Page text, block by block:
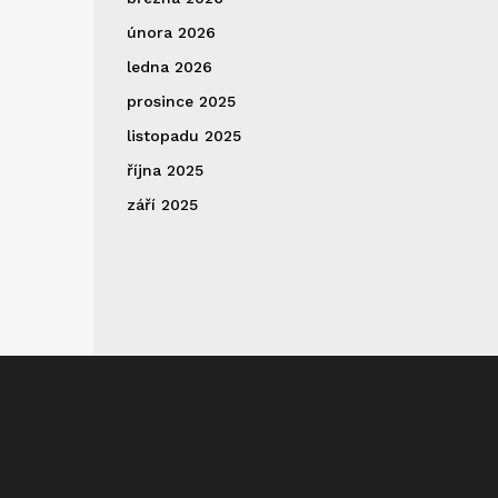
února 2026
ledna 2026
prosince 2025
listopadu 2025
října 2025
září 2025